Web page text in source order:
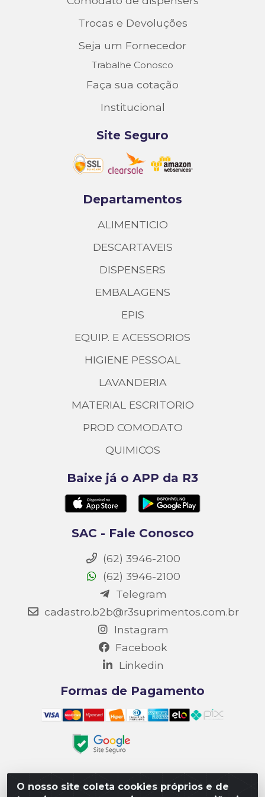
O nosso site coleta cookies próprios e de
Trocas e Devoluções
Seja um Fornecedor
Trabalhe Conosco
Faça sua cotação
Institucional
Site Seguro
Departamentos
ALIMENTICIO
DESCARTAVEIS
DISPENSERS
EMBALAGENS
EPIS
EQUIP. E ACESSORIOS
HIGIENE PESSOAL
LAVANDERIA
MATERIAL ESCRITORIO
PROD COMODATO
QUIMICOS
Baixe já o APP da R3
SAC - Fale Conosco
(62) 3946-2100
(62) 3946-2100
Telegram
cadastro.b2b@r3suprimentos.com.br
Instagram
Facebook
Linkedin
Formas de Pagamento
Matriz R3 Suprimentos - Rua 14, Polo Empresarial Goiás